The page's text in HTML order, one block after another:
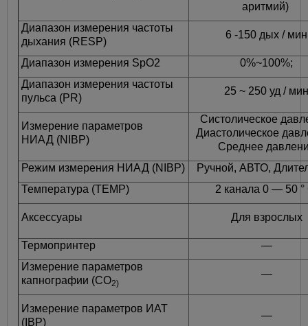
аритмий)
Диапазон измерения частоты
дыхания (RESP)
6 -150 дых / мин
Диапазон измерения SpO2
0%~100%;
Диапазон измерения частоты
пульса (PR)
25 ~ 250 уд / мин
Измерение параметров
НИАД (NIBP)
Систолическое
Диастолическое
Среднее
Режим измерения НИАД (NIBP)
Ручной, АВТО,
Температура (TEMP)
2 канала 0 — 50
Аксессуары Для взрослых
Термопринтер
—
Измерение параметров
капнографии (CO2)
—
Измерение параметров ИАТ
(IBP)
—